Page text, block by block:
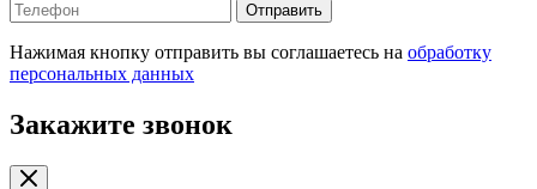
Отправить
Нажимая кнопку отправить вы соглашаетесь на обработку
персональных данных
Закажите звонок